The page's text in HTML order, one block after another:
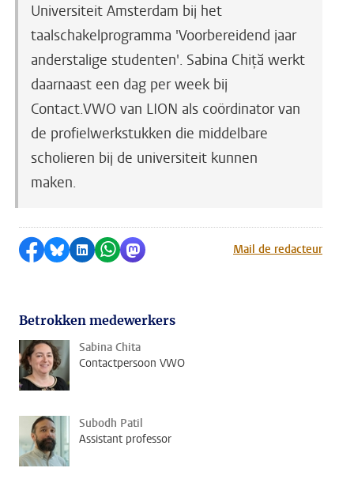
Universiteit Amsterdam bij het
taalschakelprogramma 'Voorbereidend jaar
anderstalige studenten'. Sabina Chiță werkt
daarnaast een dag per week bij
Contact.VWO van LION als coördinator van
de profielwerkstukken die middelbare
scholieren bij de universiteit kunnen
maken.
Delen op Facebook
Delen via Bluesky
Delen op LinkedIn
Delen via WhatsApp
Delen via MastodonMail de redacteur
Betrokken medewerkers
Sabina Chita
Contactpersoon VWO
Subodh Patil
Assistant professor